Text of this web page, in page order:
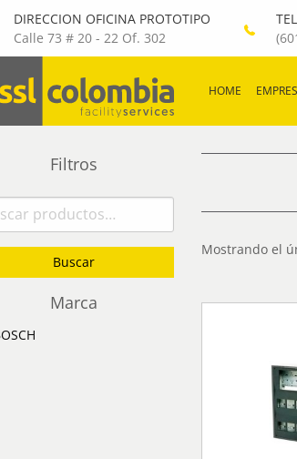
DIRECCION OFICINA PROTOTIPO
Calle 73 # 20 - 22 Of. 302
HOME
Filtros
Buscar
Marca
Mostrando el